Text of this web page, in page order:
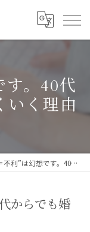
す。40代
いく理由
想です。40代からでも婚活がうまくいく理由
からでも婚